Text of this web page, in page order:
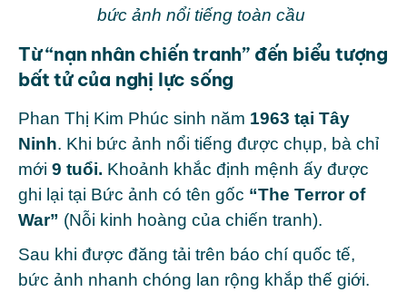
bức ảnh nổi tiếng toàn cầu
Từ “nạn nhân chiến tranh” đến biểu tượng
bất tử của nghị lực sống
Phan Thị Kim Phúc sinh năm 1963 tại Tây
Ninh. Khi bức ảnh nổi tiếng được chụp, bà chỉ
mới 9 tuổi. Khoảnh khắc định mệnh ấy được
ghi lại tại Bức ảnh có tên gốc “The Terror of
War” (Nỗi kinh hoàng của chiến tranh).
Sau khi được đăng tải trên báo chí quốc tế,
bức ảnh nhanh chóng lan rộng khắp thế giới.